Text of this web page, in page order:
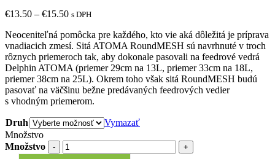
€13.50 – €15.50 s DPH
Neoceniteľná pomôcka pre každého, kto vie aká dôležitá je príprava
vnadiacich zmesí. Sitá ATOMA RoundMESH sú navrhnuté v troch
rôznych priemeroch tak, aby dokonale pasovali na feedrové vedrá
Delphin ATOMA (priemer 29cm na 13L, priemer 33cm na 18L,
priemer 38cm na 25L). Okrem toho však sitá RoundMESH budú
pasovať na väčšinu bežne predávaných feedrových vedier
s vhodným priemerom.
Druh
Vymazať
Množstvo
Množstvo